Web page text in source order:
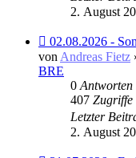
2. August
Neuer
Beitrag
02.08.2026 -
von Andreas Fietz
BRE
0 Antworten
407 Zugriffe
Letzter
2. August